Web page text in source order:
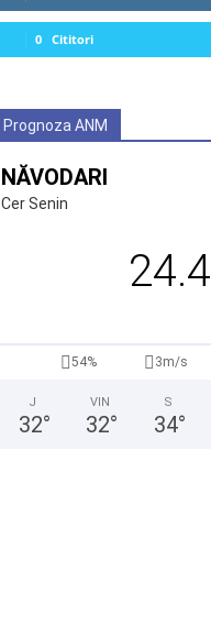
0 Cititori
Prognoza ANM
NĂVODARI
Cer Senin
24.4
54% 3m/s
J
32°
VIN
32°
S
34°